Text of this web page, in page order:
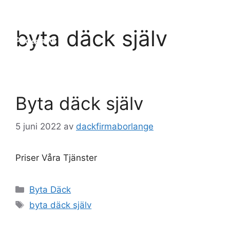
innehållbyta däck själv
Byta däck själv
5 juni 2022 av dackfirmaborlange
Priser Våra Tjänster
Kategorier
Byta Däck
Etiketter
byta däck själv